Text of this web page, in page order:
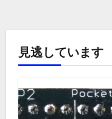
見逃しています